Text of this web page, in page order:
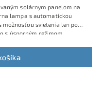
solárnym panelom na
lampa s automatickou
možnosťou svietenia len po
s úsporným režimom